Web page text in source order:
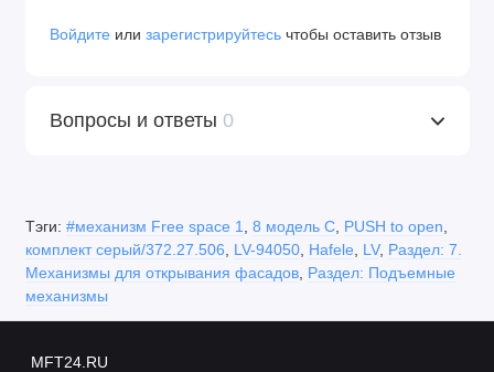
Войдите или зарегистрируйтесь чтобы оставить отзыв
Вопросы и ответы 0
Тэги: #механизм Free space 1, 8 модель C, PUSH to open,
комплект серый/372.27.506, LV-94050, Hafele, LV, Раздел: 7.
Механизмы для открывания фасадов, Раздел: Подъемные
механизмы
MFT24.RU